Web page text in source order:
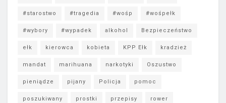
#starostwo #tragedia #wośp #wośpełk
#wybory #wypadek alkohol Bezpieczeństwo
ełk kierowca kobieta KPP Ełk kradzież
mandat marihuana narkotyki Oszustwo
pieniądze pijany Policja pomoc
poszukiwany prostki przepisy rower